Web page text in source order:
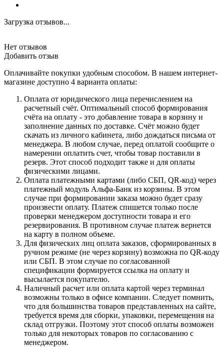
Загрузка отзывов...
Нет отзывов
Добавить отзыв
Оплачивайте покупки удобным способом. В нашем интернет-
магазине доступно 4 варианта оплаты:
Оплата от юридического лица перечислением на
расчетный счёт. Оптимальный способ формирования
счёта на оплату - это добавление товара в корзину и
заполнение данных по доставке. Счёт можно будет
скачать из личного кабинета, либо дождаться письма от
менеджера. В любом случае, перед оплатой сообщите о
намерении оплатить счет, чтобы товар поставили в
резерв. Этот способ подходит также и для оплаты
физическими лицами.
Оплата платежными картами (либо СБП, QR-код) через
платежный модуль Альфа-Банк из корзины. В этом
случае при формировании заказа можно будет сразу
произвести оплату. Платеж спишется только после
проверки менеджером доступности товара и его
резервирования. В противном случае платеж вернется
на карту в полном объеме.
Для физических лиц оплата заказов, сформированных в
ручном режиме (не через корзину) возможна по QR-коду
или СБП. В этом случае по согласованной
спецификации формируется ссылка на оплату и
высылается покупателю.
Наличный расчет или оплата картой через терминал
возможны только в офисе компании. Следует помнить,
что для большинства товаров представленных на сайте,
требуется время для сборки, упаковки, перемещения на
склад отгрузки. Поэтому этот способ оплаты возможен
только для некоторых товаров по согласованию с
менеджером.